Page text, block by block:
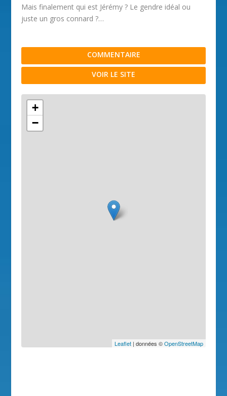
Mais finalement qui est Jérémy ? Le gendre idéal ou
juste un gros connard ?…
COMMENTAIRE
VOIR LE SITE
+
−
Leaflet| données ©OpenStreetMap